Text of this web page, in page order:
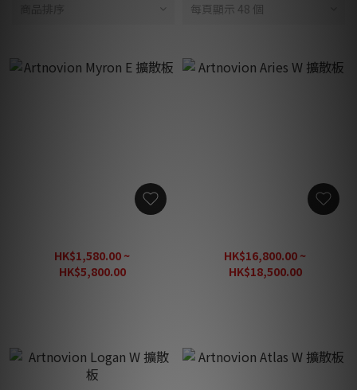
每頁顯示 48 個
HK$1,580.00 ~
HK$5,800.00
HK$16,800.00 ~
HK$18,500.00